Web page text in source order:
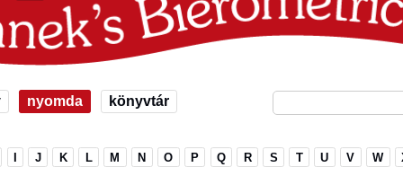
nyomda könyvtár
J K L M N O P Q R S T U V W